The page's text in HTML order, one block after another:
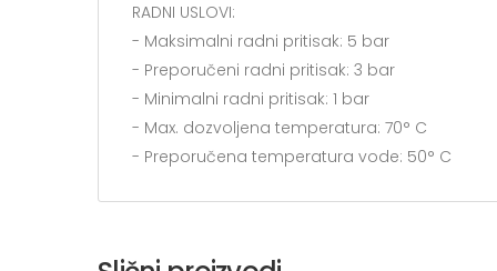
RADNI USLOVI:
- Maksimalni radni pritisak: 5 bar
- Preporučeni radni pritisak: 3 bar
- Minimalni radni pritisak: 1 bar
- Max. dozvoljena temperatura: 70° C
- Preporučena temperatura vode: 50° C